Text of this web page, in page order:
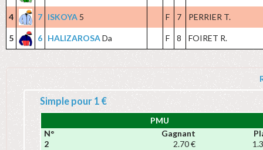
4 7 ISKOYA 5 F 7 PERRIER T.
5 6 HALIZAROSADa F 8 FOIRET R.
Simple pour 1 €
PMU
N°
Gagnant
2
2.70 €